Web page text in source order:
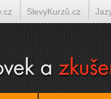
SlevyKurzů.cz
line Tlumočení-